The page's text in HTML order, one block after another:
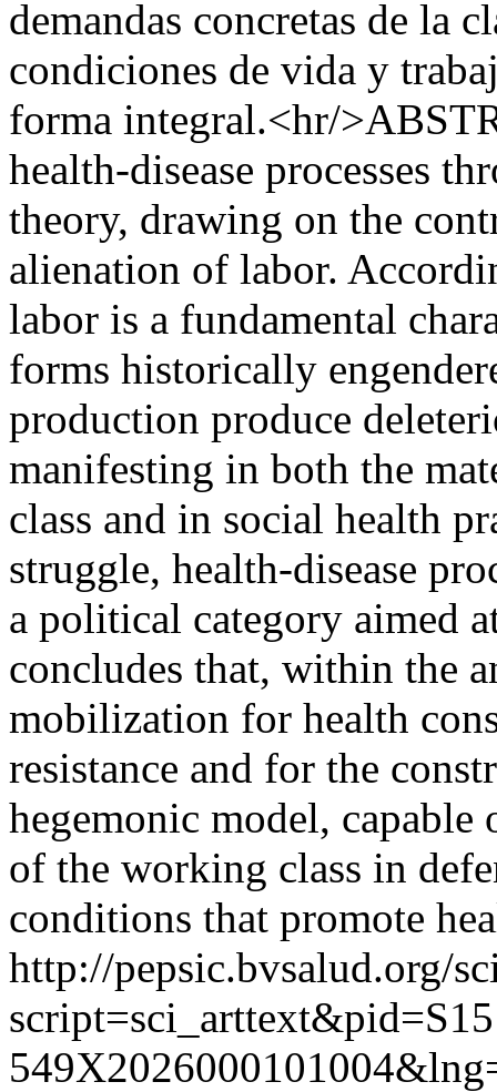
demandas concretas de la
condiciones de vida y
forma integral.<hr/
health-disease processes
theory, drawing on the
alienation of labor.
labor is a fundamental
forms historically
production produce
manifesting in both the
class and in social health
struggle, health-disease
a political category aimed
concludes that, within the
mobilization for health
resistance and for the
hegemonic model,
of the working class in
conditions that promote
http://pepsic.bvsalud.org/